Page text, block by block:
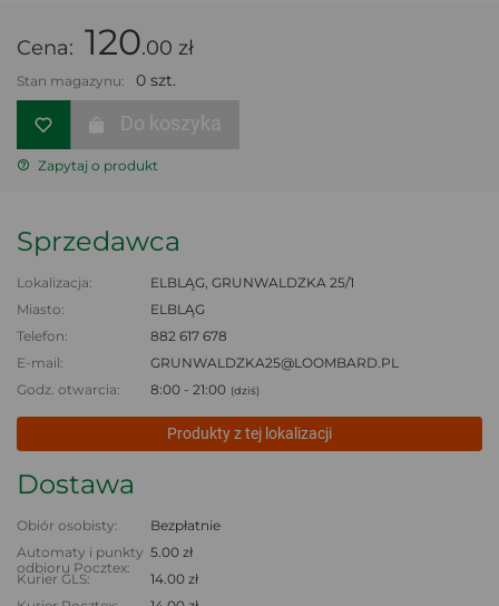
Cena: 120.00 zł
Stan magazynu: 0 szt.
Do koszyka
Zapytaj o produkt
Sprzedawca
Lokalizacja:
ELBLĄG, GRUNWALDZKA 25/1
Miasto:
ELBLĄG
Telefon:
882 617 678
E-mail:
GRUNWALDZKA25@LOOMBARD.PL
Godz. otwarcia:
8:00 - 21:00 (dziś)
Produkty z tej lokalizacji
Dostawa
Obiór osobisty:
Bezpłatnie
Automaty i punkty
odbioru Pocztex:
5.00 zł
Kurier GLS:
14.00 zł